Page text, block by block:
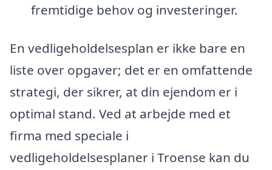
fremtidige behov og investeringer.
En vedligeholdelsesplan er ikke bare en
liste over opgaver; det er en omfattende
strategi, der sikrer, at din ejendom er i
optimal stand. Ved at arbejde med et
firma med speciale i
vedligeholdelsesplaner i Troense kan du